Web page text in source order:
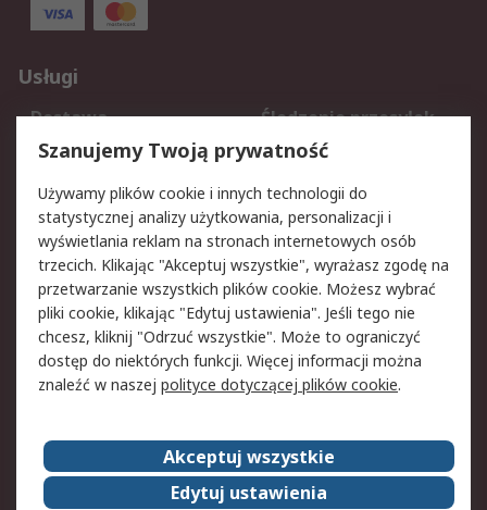
Usługi
Dostawa
Śledzenie przesyłek
Reklamacje i zwroty
Rejestracja
Aspekty prawne
Bezpieczeństwo e-
maila
Polityka dotycząca
plików cookie
Polityka prywatności
Użytkowanie witryny
Zastrzeżenia prawne
Warunki Sprzedaży
Kontakt
O firmie RS
RS na świecie
Szanujemy Twoją prywatność
Używamy plików cookie i innych technologii do
statystycznej analizy użytkowania, personalizacji i
wyświetlania reklam na stronach internetowych osób
trzecich. Klikając "Akceptuj wszystkie", wyrażasz zgodę na
przetwarzanie wszystkich plików cookie. Możesz wybrać
pliki cookie, klikając "Edytuj ustawienia". Jeśli tego nie
chcesz, kliknij "Odrzuć wszystkie". Może to ograniczyć
dostęp do niektórych funkcji. Więcej informacji można
znaleźć w naszej polityce dotyczącej plików cookie.
Akceptuj wszystkie
Edytuj ustawienia